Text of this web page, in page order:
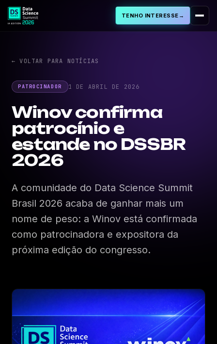
TENHO INTERESSE →
Programação
Palestras Aprovadas
Cursos & Workshops
Cases de IA
SOBRE O EVENTO
Patrocinadores
← VOLTAR PARA NOTÍCIAS
PATROCINADOR 1 DE ABRIL DE 2026
Winov confirma
patrocínio e
estande no DSSBR
2026
A comunidade do Data Science Summit
Brasil 2026 acaba de ganhar mais um
nome de peso: a Winov está confirmada
como patrocinadora e expositora da
próxima edição do congresso.